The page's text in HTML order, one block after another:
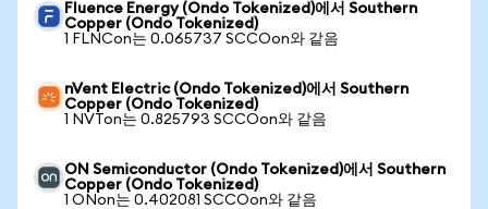
Fluence Energy (Ondo Tokenized)에서 Southern
Copper (Ondo Tokenized)
1 FLNCon는 0.065737 SCCOon와 같음
nVent Electric (Ondo Tokenized)에서 Southern
Copper (Ondo Tokenized)
1 NVTon는 0.825793 SCCOon와 같음
ON Semiconductor (Ondo Tokenized)에서 Southern
Copper (Ondo Tokenized)
1 ONon는 0.402081 SCCOon와 같음